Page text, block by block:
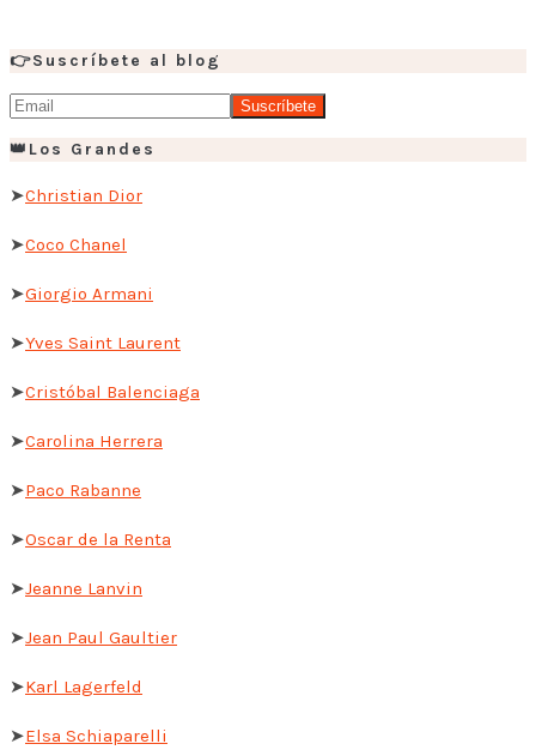
👉Suscríbete al blog
👑Los Grandes
➤Christian Dior
➤Coco Chanel
➤Giorgio Armani
➤Yves Saint Laurent
➤Cristóbal Balenciaga
➤Carolina Herrera
➤Paco Rabanne
➤Oscar de la Renta
➤Jeanne Lanvin
➤Jean Paul Gaultier
➤Karl Lagerfeld
➤Elsa Schiaparelli